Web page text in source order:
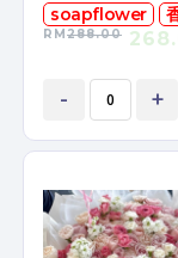
soapflower
RM288.00
- +